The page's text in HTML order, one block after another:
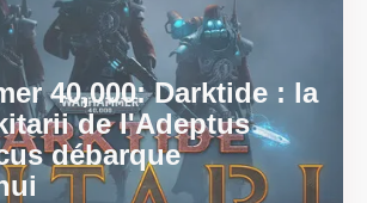
40,000: Darktide : la
de l'Adeptus
débarque